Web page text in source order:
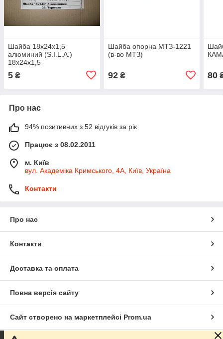
Шайба 18х24х1,5
алюминий (S.I.L.A.)
18х24х1,5
5 ₴
Шайба опорна МТЗ-1221
(в-во МТЗ)
92₴ 80
Про нас
94% позитивних з 52 відгуків за рік
Працює з 08.02.2011
м. Київ
вул. Академіка Кримського, 4А, Київ, Україна
Контакти
Про нас
Контакти
Доставка та оплата
Повна версія сайту
Сайт створено на маркетплейсі Prom.ua